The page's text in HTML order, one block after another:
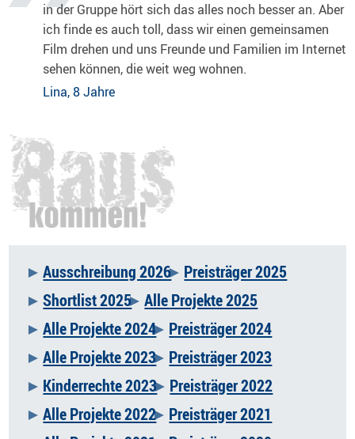
in der Gruppe hört sich das alles noch besser an. Aber
ich finde es auch toll, dass wir einen gemeinsamen
Film drehen und uns Freunde und Familien im Internet
sehen können, die weit weg wohnen.
Lina, 8 Jahre
Navigation
überspringen
Ausschreibung 2026
Preisträger 2025
Shortlist 2025 Alle Projekte 2025
Alle Projekte 2024
Preisträger 2024
Alle Projekte 2023
Preisträger 2023
Kinderrechte 2023
Preisträger 2022
Alle Projekte 2022
Preisträger 2021